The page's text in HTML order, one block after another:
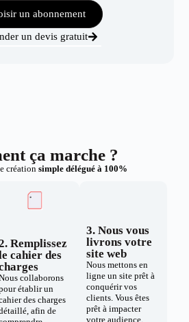
un abonnement
un devis gratuit
ça marche ?
création simple délégué à 100%
Remplissez
cahier des
collaborons
établir un
des charges
afin de
3. Nous vous
livrons votre
site web
Nous mettons en
ligne un site prêt à
conquérir vos
clients. Vous êtes
prêt à impacter
votre audience.